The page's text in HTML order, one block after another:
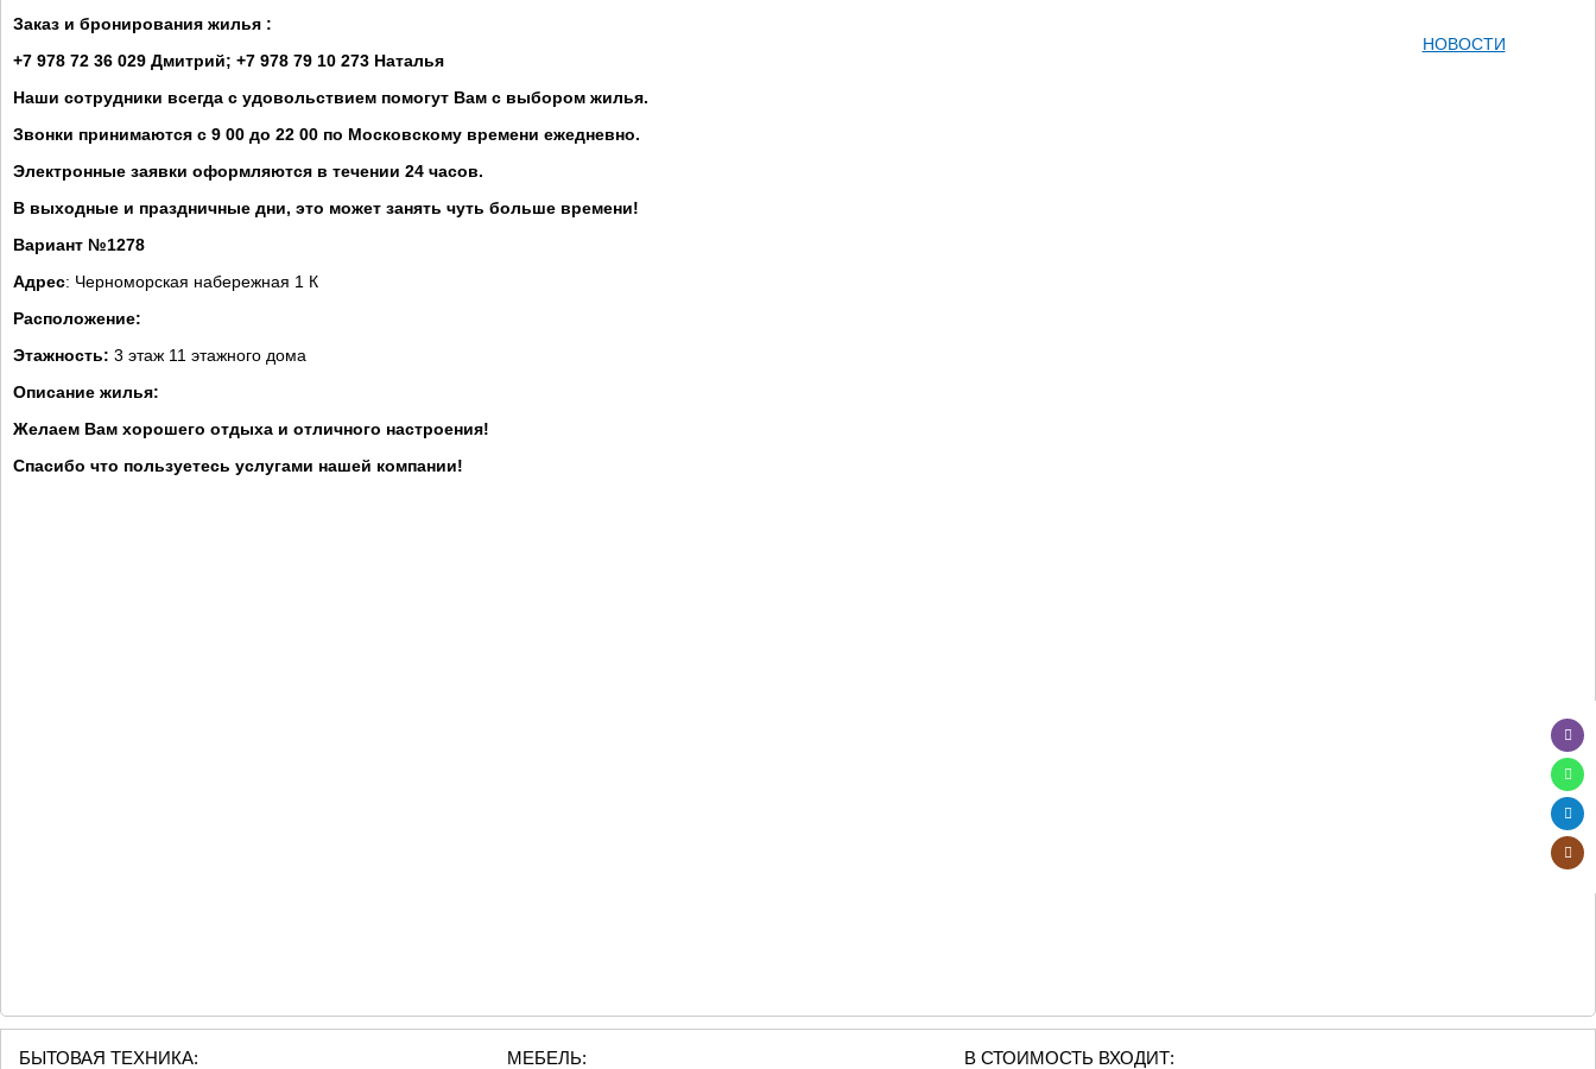
Заказ и бронирования жилья :
+7 978 72 36 029 Дмитрий; +7 978 79 10 273 Наталья
Наши сотрудники всегда с удовольствием помогут Вам с выбором жилья.
Звонки принимаются с 9 00 до 22 00 по Московскому времени ежедневно.
Электронные заявки оформляются в течении 24 часов.
В выходные и праздничные дни, это может занять чуть больше времени!
Вариант №1278
Адрес: Черноморская набережная 1 К
Расположение:
Этажность: 3 этаж 11 этажного дома
Описание жилья:
Желаем Вам хорошего отдыха и отличного настроения!
Спасибо что пользуетесь услугами нашей компании!
БЫТОВАЯ ТЕХНИКА: МЕБЕЛЬ: В СТОИМОСТЬ ВХОДИТ:
НОВОСТИ